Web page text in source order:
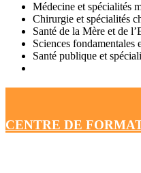
Médecine et spécialités
Chirurgie et spécialités
Santé de la Mère et de
Sciences fondamentales
Santé publique et
CENTRE DE